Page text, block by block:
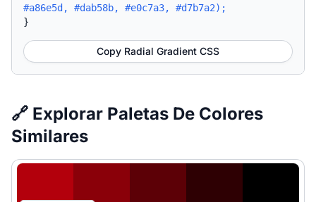
#a86e5d, #dab58b, #e0c7a3, #d7b7a2);
}
Copy Radial Gradient CSS
🔗 Explorar Paletas De Colores
Similares